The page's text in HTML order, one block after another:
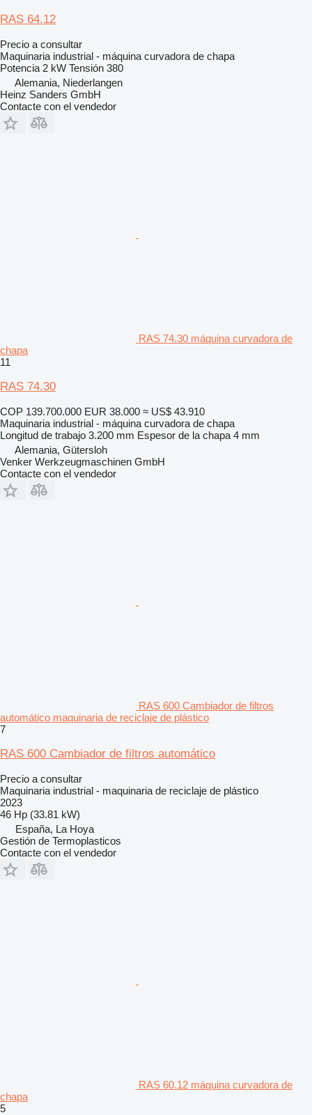
RAS 64.12
Precio a consultar
Maquinaria industrial - máquina curvadora de chapa
Potencia 2 kW Tensión 380
Alemania, Niederlangen
Heinz Sanders GmbH
Contacte con el vendedor
RAS 74.30 máquina curvadora de
chapa
11
RAS 74.30
COP 139.700.000 EUR 38.000 ≈ US$ 43.910
Maquinaria industrial - máquina curvadora de chapa
Longitud de trabajo 3.200 mm Espesor de la chapa 4 mm
Alemania, Gütersloh
Venker Werkzeugmaschinen GmbH
Contacte con el vendedor
RAS 600 Cambiador de filtros
automático maquinaria de reciclaje de plástico
7
RAS 600 Cambiador de filtros automático
Precio a consultar
Maquinaria industrial - maquinaria de reciclaje de plástico
2023
46 Hp (33.81 kW)
España, La Hoya
Gestión de Termoplasticos
Contacte con el vendedor
RAS 60.12 máquina curvadora de
chapa
5